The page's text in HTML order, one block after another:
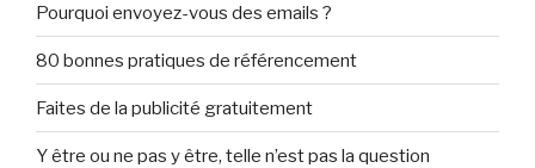
Pourquoi envoyez-vous des emails ?
80 bonnes pratiques de référencement
Faites de la publicité gratuitement
Y être ou ne pas y être, telle n’est pas la question